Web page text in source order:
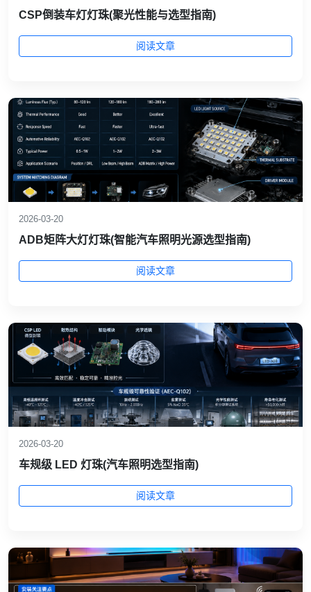
CSP倒装车灯灯珠(聚光性能与选型指南)
阅读文章
2026-03-20
ADB矩阵大灯灯珠(智能汽车照明光源选型指南)
阅读文章
2026-03-20
车规级 LED 灯珠(汽车照明选型指南)
阅读文章